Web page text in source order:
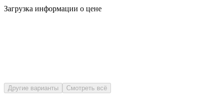
Загрузка информации о цене
Другие варианты Смотреть всё